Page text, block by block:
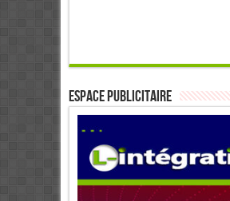
ESPACE PUBLICITAIRE